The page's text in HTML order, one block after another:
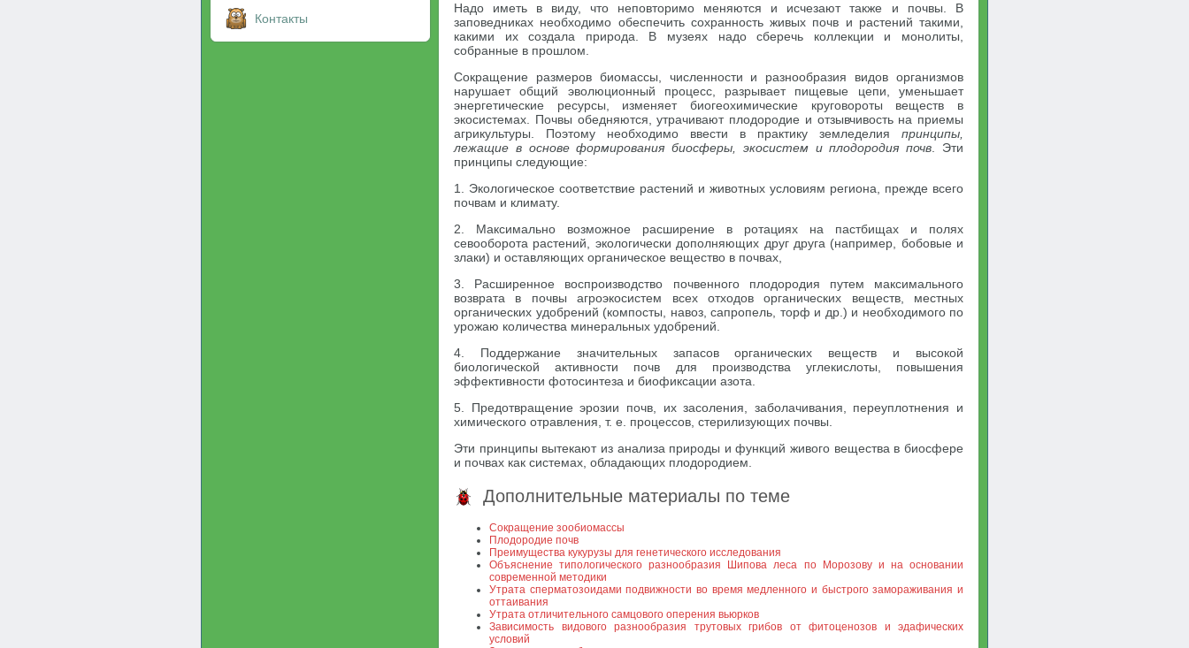
Контакты
Надо иметь в виду, что неповторимо меняются и исчезают также и почвы. В
заповедниках необходимо обеспечить сохранность живых почв и растений такими,
какими их создала природа. В музеях надо сберечь коллекции и монолиты,
собранные в прошлом.
Сокращение размеров биомассы, численности и разнообразия видов организмов
нарушает общий эволюционный процесс, разрывает пищевые цепи, уменьшает
энергетические ресурсы, изменяет биогеохимические круговороты веществ в
экосистемах. Почвы обедняются, утрачивают плодородие и отзывчивость на приемы
агрикультуры. Поэтому необходимо ввести в практику земледелия принципы,
лежащие в основе формирования биосферы, экосистем и плодородия почв . Эти
принципы следующие:
1. Экологическое соответствие растений и животных условиям региона, прежде всего
почвам и климату.
2. Максимально возможное расширение в ротациях на пастбищах и полях
севооборота растений, экологически дополняющих друг друга (например, бобовые и
злаки) и оставляющих органическое вещество в почвах,
3. Расширенное воспроизводство почвенного плодородия путем максимального
возврата в почвы агроэкосистем всех отходов органических веществ, местных
органических удобрений (компосты, навоз, сапропель, торф и др.) и необходимого по
урожаю количества минеральных удобрений.
4. Поддержание значительных запасов органических веществ и высокой
биологической активности почв для производства углекислоты, повышения
эффективности фотосинтеза и биофиксации азота.
5. Предотвращение эрозии почв, их засоления, заболачивания, переуплотнения и
химического отравления, т. е. процессов, стерилизующих почвы.
Эти принципы вытекают из анализа природы и функций живого вещества в биосфере
и почвах как системах, обладающих плодородием.
Дополнительные материалы по теме
Сокращение зообиомассы
Плодородие почв
Преимущества кукурузы для генетического исследования
Объяснение типологического разнообразия Шипова леса по Морозову и на основании
современной методики
Утрата сперматозоидами подвижности во время медленного и быстрого замораживания и
оттаивания
Утрата отличительного самцового оперения вьюрков
Зависимость видового разнообразия трутовых грибов от фитоценозов и эдафических
условий